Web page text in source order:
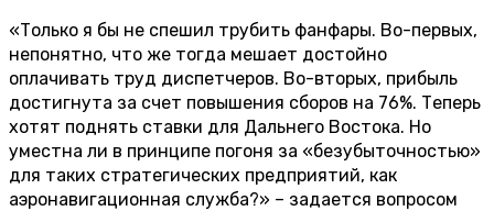
«Только я бы не спешил трубить фанфары. Во-первых,
непонятно, что же тогда мешает достойно
оплачивать труд диспетчеров. Во-вторых, прибыль
достигнута за счет повышения сборов на 76%. Теперь
хотят поднять ставки для Дальнего Востока. Но
уместна ли в принципе погоня за «безубыточностью»
для таких стратегических предприятий, как
аэронавигационная служба?» – задается вопросом